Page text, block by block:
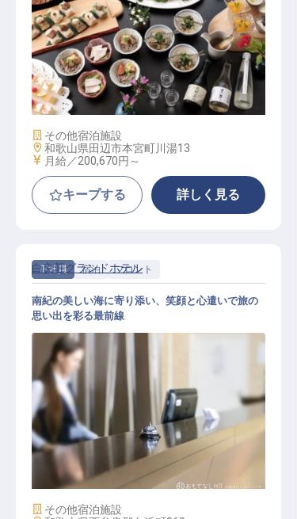
調理
施設業態
その他宿泊施設
勤務地
和歌山県田辺市本宮町川湯13
給与
月給／200,670円～
キープする 詳しく見る
正社員 宿泊 フロント
フロントスタッフ
白良荘グランドホテル
南紀の美しい海に寄り添い、笑顔と心遣いで旅の
思い出を彩る最前線
施設業態
その他宿泊施設